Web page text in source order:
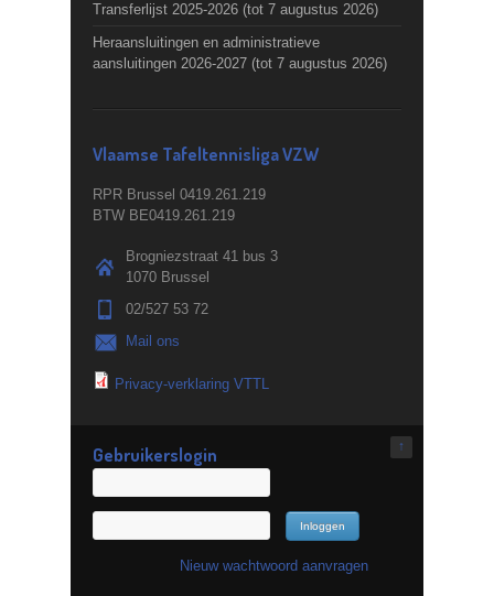
Transferlijst 2025-2026 (tot 7 augustus 2026)
Heraansluitingen en administratieve
aansluitingen 2026-2027 (tot 7 augustus 2026)
Vlaamse Tafeltennisliga VZW
RPR Brussel 0419.261.219
BTW BE0419.261.219
Brogniezstraat 41 bus 3
1070 Brussel
02/527 53 72
Mail ons
Privacy-verklaring VTTL
↑
Gebruikerslogin
Nieuw wachtwoord aanvragen